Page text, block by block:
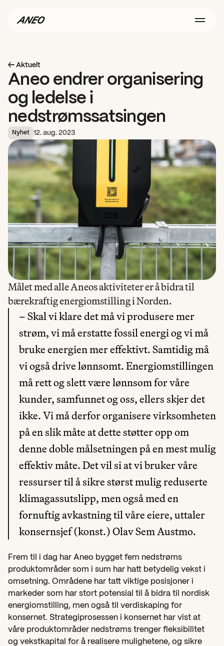
← Aktuelt
Aneo endrer organisering
og ledelse i
nedstrømssatsingen
Nyhet 12. aug. 2023
Målet med alle Aneos aktiviteter er å bidra til
bærekraftig energiomstilling i Norden.
– Skal vi klare det må vi produsere mer
strøm, vi må erstatte fossil energi og vi må
bruke energien mer effektivt. Samtidig må
vi også drive lønnsomt. Energiomstillingen
må rett og slett være lønnsom for våre
kunder, samfunnet og oss, ellers skjer det
ikke. Vi må derfor organisere virksomheten
på en slik måte at dette støtter opp om
denne doble målsetningen på en mest mulig
effektiv måte. Det vil si at vi bruker våre
ressurser til å sikre størst mulig reduserte
klimagassutslipp, men også med en
fornuftig avkastning til våre eiere, uttaler
konsernsjef (konst.) Olav Sem Austmo.
Frem til i dag har Aneo bygget fem nedstrøms
produktområder som i sum har hatt betydelig vekst i
omsetning. Områdene har tatt viktige posisjoner i
markeder som har stort potensial til å bidra til nordisk
energiomstilling, men også til verdiskaping for
konsernet. Strategiprosessen i konsernet har vist at
våre produktområder nedstrøms trenger fleksibilitet
og vekstkapital for å realisere mulighetene, og sikre